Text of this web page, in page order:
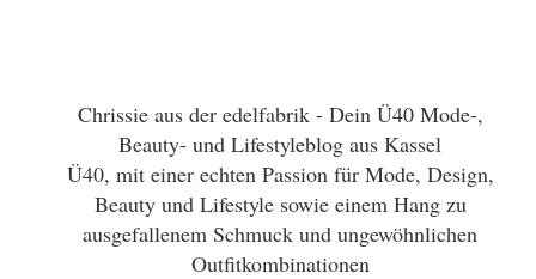
Chrissie aus der edelfabrik - Dein Ü40 Mode-,
Beauty- und Lifestyleblog aus Kassel
Ü40, mit einer echten Passion für Mode, Design,
Beauty und Lifestyle sowie einem Hang zu
ausgefallenem Schmuck und ungewöhnlichen
Outfitkombinationen